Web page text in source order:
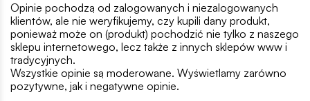
Opinie pochodzą od zalogowanych i niezalogowanych
klientów, ale nie weryfikujemy, czy kupili dany produkt,
ponieważ może on (produkt) pochodzić nie tylko z naszego
sklepu internetowego, lecz także z innych sklepów www i
tradycyjnych.
Wszystkie opinie są moderowane. Wyświetlamy zarówno
pozytywne, jak i negatywne opinie.